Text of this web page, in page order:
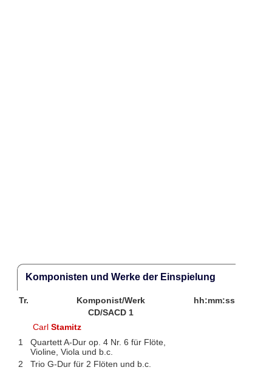
Komponisten und Werke der Einspielung
Tr. Komponist/Werk
hh:mm:ss
CD/SACD 1
CarlStamitz
1
Quartett A-Dur op. 4 Nr. 6 für Flöte,
Violine, Viola und b.c.
2
Trio G-Dur für 2 Flöten und b.c.